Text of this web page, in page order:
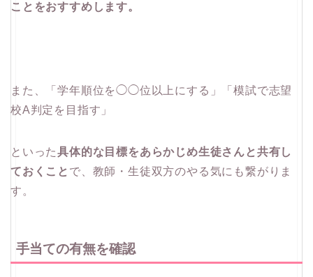
ことをおすすめします。
また、「学年順位を◯◯位以上にする」「模試で志望
校A判定を目指す」
といった具体的な目標をあらかじめ生徒さんと共有し
ておくこと で、教師・生徒双方のやる気にも繋がりま
す。
手当ての有無を確認